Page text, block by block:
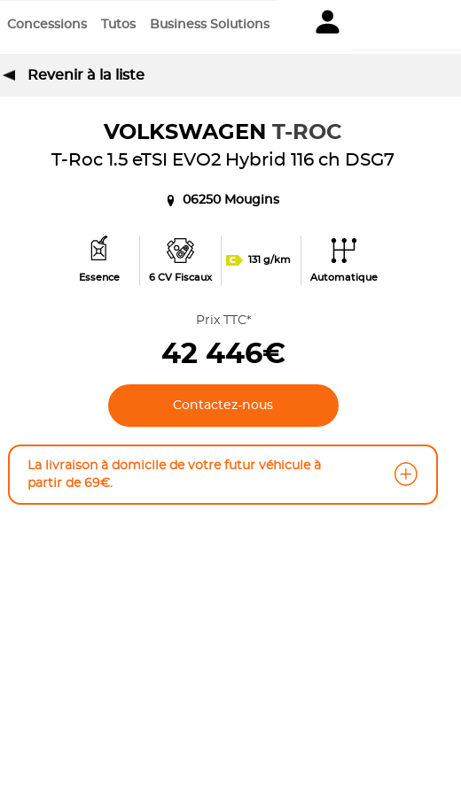
Concessions Tutos Business Solutions
Revenir à la liste
VOLKSWAGENT-ROC
T-Roc 1.5 eTSI EVO2 Hybrid 116 ch DSG7
06250 Mougins
Essence 6 CV Fiscaux
131 g/km
Automatique
Prix TTC*
42 446€
Contactez-nous
La livraison à domicile de votre futur véhicule à
partir de 69€.